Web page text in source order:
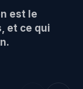
est le
et ce qui